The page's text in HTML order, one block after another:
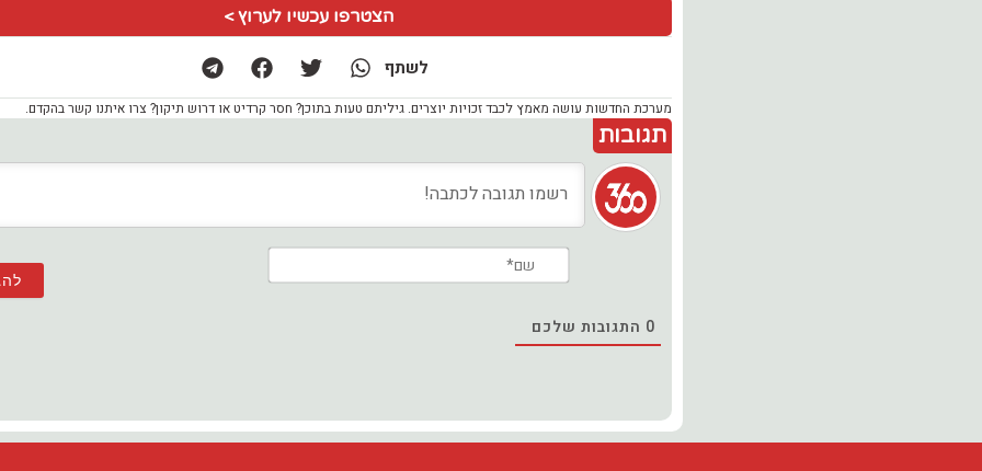
הצטרפו עכשיו לערוץ >
לשתף
מערכת החדשות עושה מאמץ לכבד זכויות יוצרים. גיליתם טעות בתוכן? חסר קרדיט או דרוש תיקון? צרו איתנו קשר בהקדם.
תגובות
0 התגובות שלכם